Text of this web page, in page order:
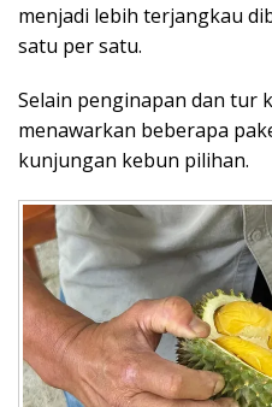
menjadi lebih terjangkau
satu per satu.
Selain penginapan dan tur
menawarkan beberapa
kunjungan kebun pilihan.